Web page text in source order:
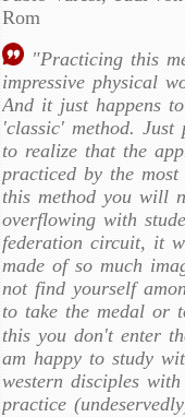
Rom
"Practicing this
impressive physical
And it just happens
'classic' method.
to realize that the
practiced by the
this method you will
overflowing with
federation circuit, it
made of so much
not find yourself
to take the medal or
this you don't enter
am happy to study
western disciples
practice